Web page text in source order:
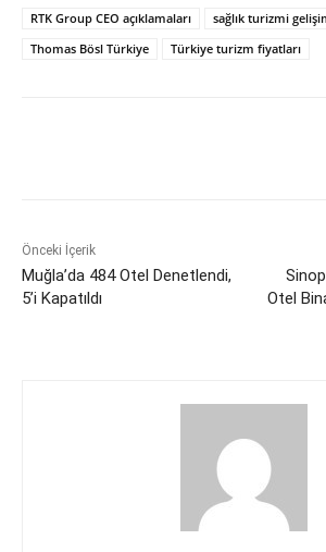
RTK Group CEO açıklamaları
sağlık turizmi
Thomas Bösl Türkiye
Türkiye turizm fiyatları
Önceki İçerik
Muğla’da 484 Otel Denetlendi,
5’i Kapatıldı
Otel